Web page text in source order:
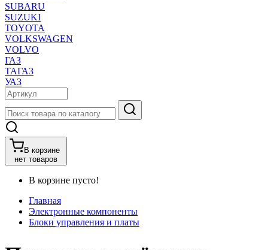
SUBARU
SUZUKI
TOYOTA
VOLKSWAGEN
VOLVO
ГАЗ
ТАГАЗ
УАЗ
В корзине
нет товаров
В корзине пусто!
Главная
Электронные компоненты
Блоки управления и платы